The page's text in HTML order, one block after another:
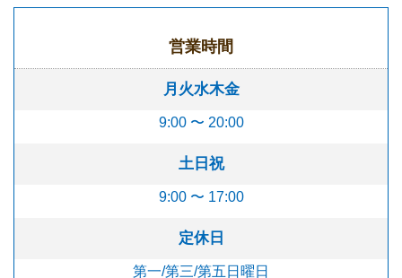
営業時間
月火水木金
9:00 〜 20:00
土日祝
9:00 〜 17:00
定休日
第一/第三/第五日曜日